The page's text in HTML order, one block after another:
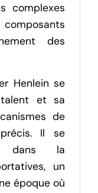
complexes
des
Henlein se
et sa
de
Il se
dans la
un
époque où